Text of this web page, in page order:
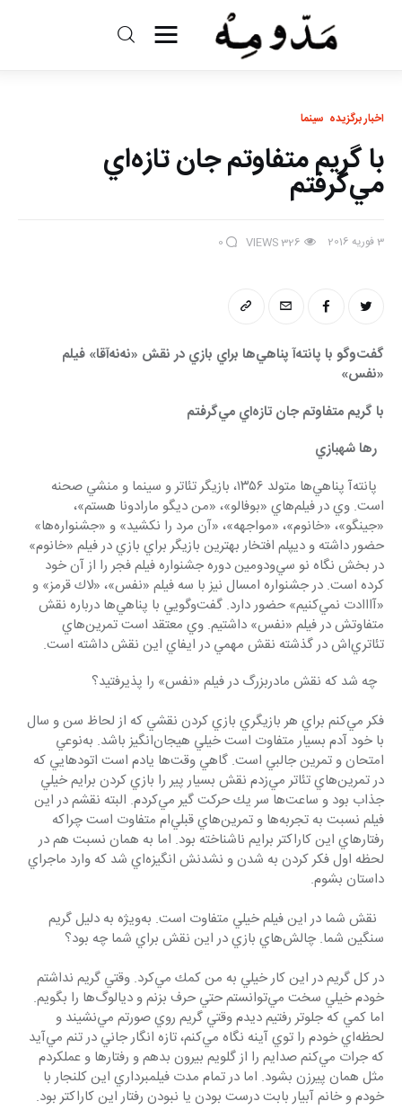
مد و مه
ادبیات
سینما
کتاب
درباره ما
اخبار برگزیده سینما
با گريم متفاوتم جان تازه‌اي
مي‌گرفتم
3 فوریه 2016 326
VIEWS
0
گفت‌وگو با پانته‌آ پناهي‌ها براي بازي در نقش «نه‌نه‌آقا» فيلم
«نفس»
با گريم متفاوتم جان تازه‌اي مي‌گرفتم
رها شهبازي
پانته‌آ پناهي‌ها متولد ۱۳۵۶، بازيگر تئاتر و سينما و منشي صحنه
است. وي در فيلم‌هاي «بوفالو»، «من ديگو مارادونا هستم»،
«جينگو»، «خانوم»، «مواجهه»، «آن مرد را نكشيد» و «جشنواره‌ها»
حضور داشته و ديپلم افتخار بهترين بازيگر براي بازي در فيلم «خانوم»
در بخش نگاه نو سي‌ودومين دوره جشنواره فيلم فجر را از آن خود
كرده است. در جشنواره امسال نيز با سه فيلم «نفس»، «لاك قرمز» و
«آااادت نمي‌كنيم» حضور دارد. گفت‌وگويي با پناهي‌ها درباره نقش
متفاوتش در فيلم «نفس» داشتيم. وي معتقد است تمرين‌هاي
تئاتري‌اش در گذشته نقش مهمي در ايفاي اين نقش داشته است.
چه شد كه نقش مادربزرگ در فيلم «نفس» را پذيرفتيد؟
فكر مي‌كنم براي هر بازيگري بازي كردن نقشي كه از لحاظ سن و سال
با خود آدم بسيار متفاوت است خيلي هيجان‌انگيز باشد. به‌نوعي
امتحان و تمرين جالبي است. گاهي وقت‌ها يادم است اتودهايي كه
در تمرين‌هاي تئاتر مي‌زدم نقش بسيار پير را بازي كردن برايم خيلي
جذاب بود و ساعت‌ها سر يك حركت گير مي‌كردم. البته نقشم در اين
فيلم نسبت به تجربه‌ها و تمرين‌هاي قبلي‌ام متفاوت است چراكه
رفتارهاي اين كاراكتر برايم ناشناخته بود. اما به همان نسبت هم در
لحظه اول فكر كردن به شدن و نشدنش انگيزه‌اي شد كه وارد ماجراي
داستان بشوم.
نقش شما در اين فيلم خيلي متفاوت است. به‌ويژه به دليل گريم
سنگين شما. چالش‌هاي بازي در اين نقش براي شما چه بود؟
در كل گريم در اين كار خيلي به من كمك مي‌كرد. وقتي گريم نداشتم
خودم خيلي سخت مي‌توانستم حتي حرف بزنم و ديالوگ‌ها را بگويم.
اما كمي كه جلوتر رفتيم ديدم وقتي گريم روي صورتم مي‌نشيند و
لحظه‌اي خودم را توي آينه نگاه مي‌كنم، تازه انگار جاني در تنم مي‌آيد
كه جرات مي‌كنم صدايم را از گلويم بيرون بدهم و رفتارها و عملكردم
مثل همان پيرزن بشود. اما در تمام مدت فيلمبرداري اين كلنجار با
خودم و خانم آبيار بابت درست بودن يا نبودن رفتار اين كاراكتر بود.